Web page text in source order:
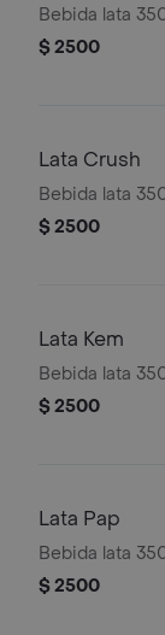
Bebida lata
$ 2500
Lata Crush
Bebida lata
$ 2500
Lata Kem
Bebida lata
$ 2500
Lata Pap
Bebida lata
$ 2500